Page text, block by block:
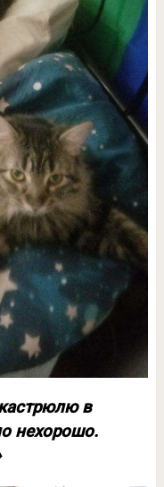
в
нехорошо.